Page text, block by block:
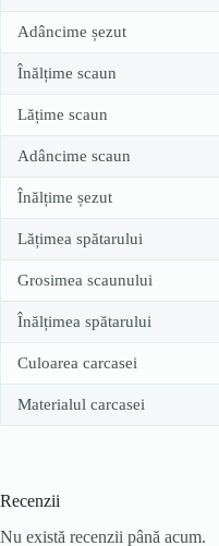
Adâncime șezut
Înălțime scaun
Lățime scaun
Adâncime scaun
Înălțime șezut
Lățimea spătarului
Grosimea scaunului
Înălțimea spătarului
Culoarea carcasei
Materialul carcasei
Recenzii
Nu există recenzii până acum.